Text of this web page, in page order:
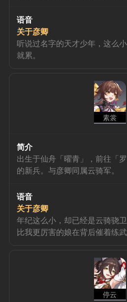
语音
关于彦卿
听说过名字的天才少年，这么
就累。
素裳
简介
出生于仙舟「曜青」，前往「
的新兵。与彦卿同属云骑军。
语音
关于彦卿
年纪这么小，却已经是云骑骁
比我更厉害的娘在背后催着练武
停云